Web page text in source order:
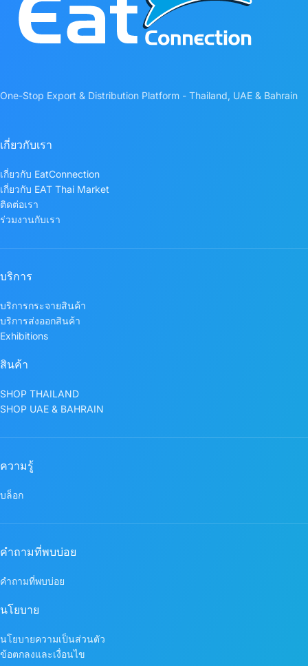
One-Stop Export & Distribution Platform - Thailand, UAE & Bahrain
เกี่ยวกับเรา
เกี่ยวกับ EatConnection
เกี่ยวกับ EAT Thai Market
ติดต่อเรา
ร่วมงานกับเรา
บริการ
บริการกระจายสินค้า
บริการส่งออกสินค้า
Exhibitions
สินค้า
SHOP THAILAND
SHOP UAE & BAHRAIN
ความรู้
บล็อก
คำถามที่พบบ่อย
คำถามที่พบบ่อย
นโยบาย
นโยบายความเป็นส่วนตัว
ข้อตกลงและเงื่อนไข